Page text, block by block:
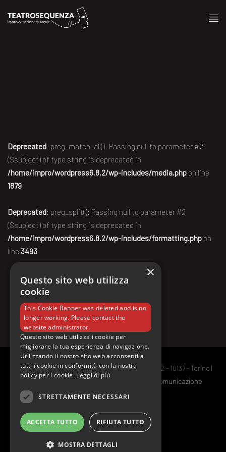
Deprecated: preg_match_all(): Passing null to parameter #2
($subject) of type string is deprecated in
/home/impro/wordpress6.8.2/wp-includes/media.php on line
1879
Deprecated: preg_split(): Passing null to parameter #2
($subject) of type string is deprecated in
/home/impro/wordpress6.8.2/wp-includes/formatting.php on
line 3493
© TEATROSEQUENZA APS | Via Enrico Dandolo, 2 - 10137 - Torino |
C.F. 97711180014 | made with ♥ by
imperfect comunicazione
×
Questo sito web utilizza
cookie
This Cookie Banner was deleted and is no
longer working. Please contact the
website administrator.
Questo sito web utilizza i cookie per
migliorare la tua esperienza di navigazione.
Utilizzando il nostro sito web acconsenti a
tutti i cookie in conformità con la nostra
policy per i cookie. Leggi di più
STRETTAMENTE NECESSARI
ACCETTA TUTTO RIFIUTA TUTTO
MOSTRA DETTAGLI